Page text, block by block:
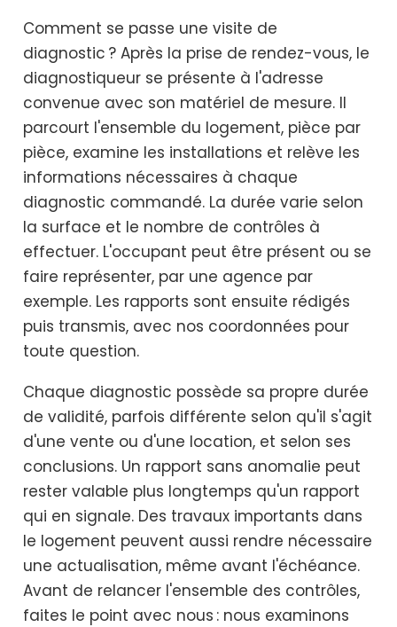
Comment se passe une visite de
diagnostic ? Après la prise de rendez-vous, le
diagnostiqueur se présente à l'adresse
convenue avec son matériel de mesure. Il
parcourt l'ensemble du logement, pièce par
pièce, examine les installations et relève les
informations nécessaires à chaque
diagnostic commandé. La durée varie selon
la surface et le nombre de contrôles à
effectuer. L'occupant peut être présent ou se
faire représenter, par une agence par
exemple. Les rapports sont ensuite rédigés
puis transmis, avec nos coordonnées pour
toute question.
Chaque diagnostic possède sa propre durée
de validité, parfois différente selon qu'il s'agit
d'une vente ou d'une location, et selon ses
conclusions. Un rapport sans anomalie peut
rester valable plus longtemps qu'un rapport
qui en signale. Des travaux importants dans
le logement peuvent aussi rendre nécessaire
une actualisation, même avant l'échéance.
Avant de relancer l'ensemble des contrôles,
faites le point avec nous : nous examinons